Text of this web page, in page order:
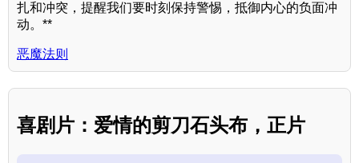
扎和冲突，提醒我们要时刻保持警惕，抵御内心的负面冲
动。**
恶魔法则
喜剧片：爱情的剪刀石头布，正片